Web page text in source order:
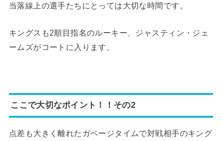
当落線上の選手たちにとっては大切な時間です。
キングスも2順目指名のルーキー、ジャスティン・ジェ
ームズがコートに入ります。
ここで大切なポイント！！その2
点差も大きく離れたガベージタイムで対戦相手のキング